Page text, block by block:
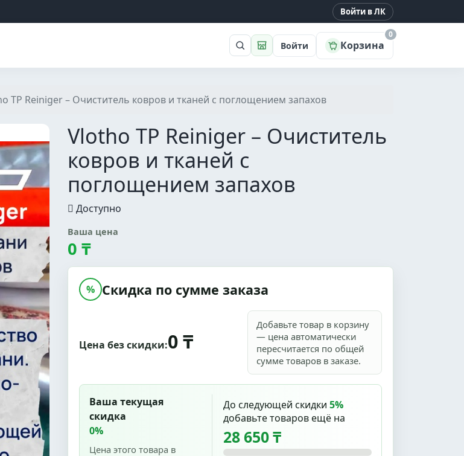
Войти в ЛК
ПоискМагазин
Войти Корзина
0
TP Reiniger – Очиститель ковров и тканей с поглощением запахов
Vlotho TP Reiniger – Очиститель
ковров и тканей с
поглощением запахов
Доступно
Ваша цена
0 ₸
% Скидка по сумме заказа
Цена без скидки:0 ₸
Добавьте товар в корзину
— цена автоматически
пересчитается по общей
сумме товаров в заказе.
Ваша текущая
скидка
0%
Цена этого товара в
До следующей скидки 5%
добавьте товаров ещё на
28 650 ₸